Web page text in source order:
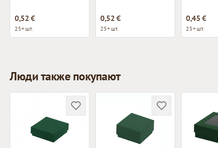
0,52 €
25+ шт.
0,52 €
25+ шт.
0,45 €
25+ шт.
Люди также покупают